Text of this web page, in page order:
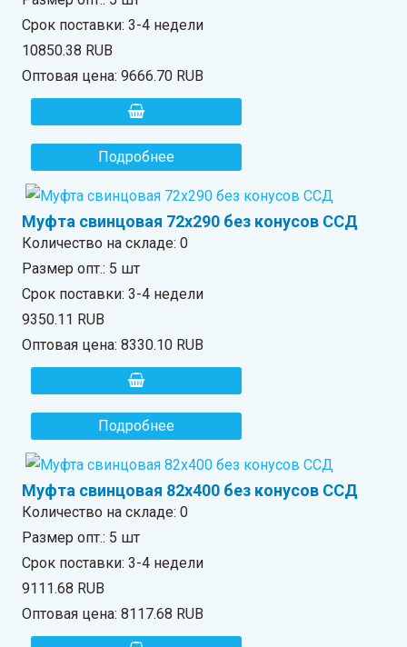
Срок поставки: 3-4 недели
10850.38 RUB
Оптовая цена:9666.70 RUB
Подробнее
Муфта свинцовая 72х290 без конусов ССД
Количество на складе:0
Размер опт.: 5 шт
Срок поставки: 3-4 недели
9350.11 RUB
Оптовая цена:8330.10 RUB
Подробнее
Муфта свинцовая 82х400 без конусов ССД
Количество на складе:0
Размер опт.: 5 шт
Срок поставки: 3-4 недели
9111.68 RUB
Оптовая цена:8117.68 RUB